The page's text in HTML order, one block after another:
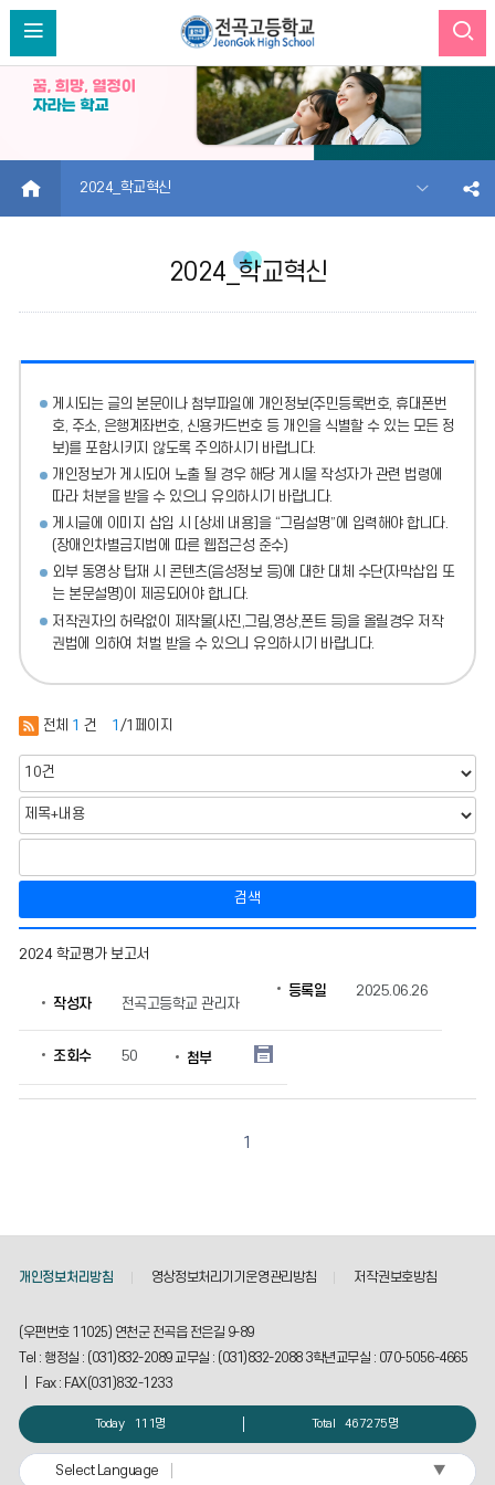
HOME 2024_학교혁신
2024_학교혁신
게시되는 글의 본문이나 첨부파일에
개인정보(주민등록번호, 휴대폰번
호, 주소, 은행계좌번호, 신용카드번호 등 개인을 식별할 수 있는 모든 정
보)를 포함시키지 않도록 주의하시기 바랍니다.
개인정보가 게시되어 노출 될 경우 해당 게시물 작성자가 관련 법령에
따라 처분을 받을 수 있으니 유의하시기 바랍니다.
게시글에 이미지 삽입 시 [상세 내용]을 “그림설명”에 입력해야 합니다.
(장애인차별금지법에 따른 웹접근성 준수)
외부 동영상 탑재 시 콘텐츠(음성정보 등)에 대한 대체 수단(자막삽입 또
는 본문설명)이 제공되어야 합니다.
저작권자의 허락없이 제작물(사진,그림,영상,폰트 등)을 올릴경우 저작
권법에 의하여 처벌 받을 수 있으니 유의하시기 바랍니다.
전체 1 건 1 /1페이지
검색
0
_
혁
제
성
자,
록
일,
회
2024 학교평가 보고서
작성자 전곡고등학교 관리자
등록일 2025.06.26
조회수 50 첨부
1
개인정보처리방침 영상정보처리기기운영관리방침 저작권보호방침
(우편번호 11025) 연천군 전곡읍 전은길 9-89
Tel : 행정실 : (031)832-2089 교무실 : (031)832-2088 3학년교무실 : 070-5056-4665
| Fax : FAX(031)832-1233
Today 111명 Total 467275명
Select Language ▼